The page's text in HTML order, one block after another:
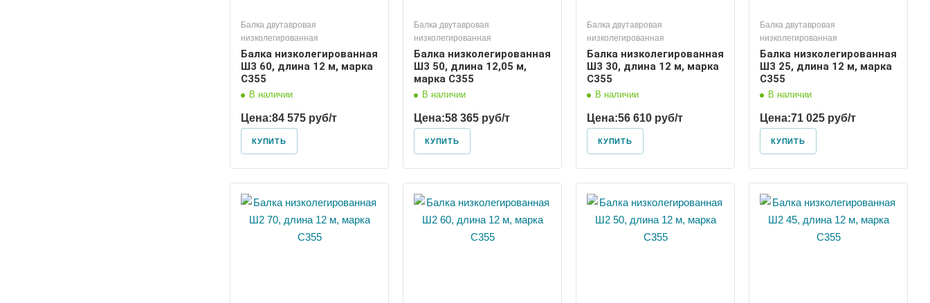
Балка двутавровая
низколегированная
Балка низколегированная
Ш3 60, длина 12 м, марка
С355
В наличии
Цена:84 575 руб/т
КУПИТЬ
Балка двутавровая
низколегированная
Балка низколегированная
Ш3 50, длина 12,05 м,
марка С355
В наличии
Цена:58 365 руб/т
КУПИТЬ
Балка двутавровая
низколегированная
Балка низколегированная
Ш3 30, длина 12 м, марка
С355
В наличии
Цена:56 610 руб/т
КУПИТЬ
Балка двутавровая
низколегированная
Балка низколегированная
Ш3 25, длина 12 м, марка
С355
В наличии
Цена:71 025 руб/т
КУПИТЬ